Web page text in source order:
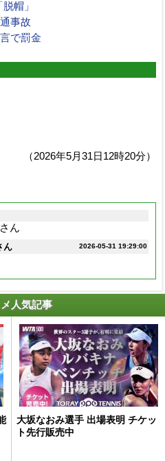
帽」
事故
で罰金
（2026年5月31日12時20分）
さん
2026-05-31 19:29:00
ん
人気記事
大坂なおみ選手 出場表明 チケッ
ト先行販売中